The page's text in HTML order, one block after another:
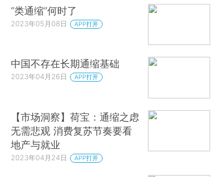
“类通缩”何时了
2023年05月08日 APP打开
中国不存在长期通缩基础
2023年04月26日 APP打开
【市场洞察】荷宝：通缩之虑
无需悲观 消费复苏节奏要看
地产与就业
2023年04月24日 APP打开